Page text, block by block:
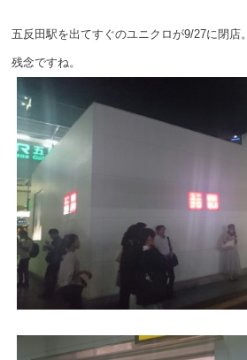
五反田駅を出てすぐのユニクロが9/27に閉店。
残念ですね。